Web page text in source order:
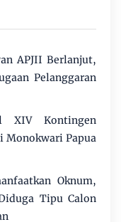
APJII Berlanjut,
Pelanggaran
XIV Kontingen
Monokwari Papua
Oknum,
Tipu Calon